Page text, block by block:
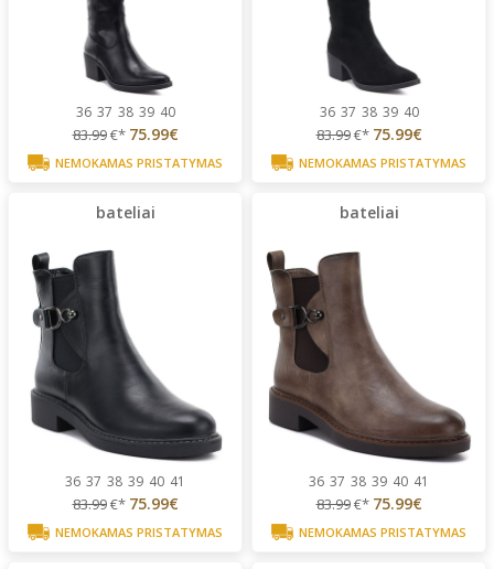
36 37 38 39 40
83.99€* 75.99€
NEMOKAMAS PRISTATYMAS
36 37 38 39 40
83.99€* 75.99€
NEMOKAMAS PRISTATYMAS
bateliai
36 37 38 39 40 41
83.99€* 75.99€
NEMOKAMAS PRISTATYMAS
bateliai
36 37 38 39 40 41
83.99€* 75.99€
NEMOKAMAS PRISTATYMAS